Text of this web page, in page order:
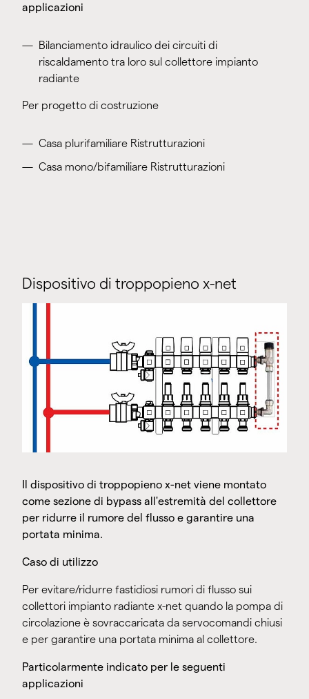
applicazioni
Bilanciamento idraulico dei circuiti di
riscaldamento tra loro sul collettore impianto
radiante
Per progetto di costruzione
Casa plurifamiliare Ristrutturazioni
Casa mono/bifamiliare Ristrutturazioni
Dispositivo di troppopieno x-net
Il dispositivo di troppopieno x-net viene montato
come sezione di bypass all'estremità del collettore
per ridurre il rumore del flusso e garantire una
portata minima.
Caso di utilizzo
Per evitare/ridurre fastidiosi rumori di flusso sui
collettori impianto radiante x-net quando la pompa di
circolazione è sovraccaricata da servocomandi chiusi
e per garantire una portata minima al collettore.
Particolarmente indicato per le seguenti
applicazioni